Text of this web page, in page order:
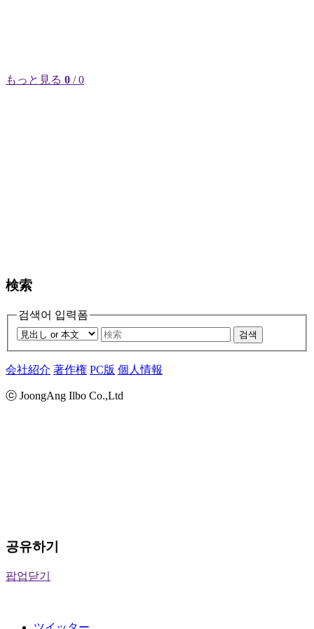
もっと見る 0 / 0
検索
검색어 입력폼
검색
会社紹介 著作権 PC版 個人情報
ⓒ JoongAng Ilbo Co.,Ltd
공유하기
팝업닫기